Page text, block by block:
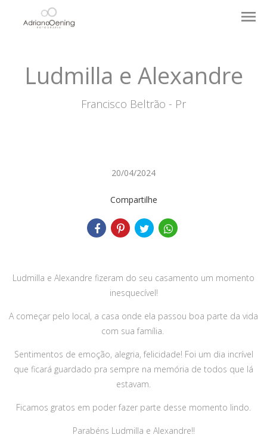
menu
Ludmilla e Alexandre
Francisco Beltrão - Pr
20/04/2024
Compartilhe
Ludmilla e Alexandre fizeram do seu casamento um momento
inesquecível!
A começar pelo local, a casa onde ela passou boa parte da vida
com sua família.
Sentimentos de emoção, alegria, felicidade! Foi um dia incrível
que ficará guardado pra sempre na memória de todos que lá
estavam.
Ficamos gratos em poder fazer parte desse momento lindo.
Parabéns Ludmilla e Alexandre!!